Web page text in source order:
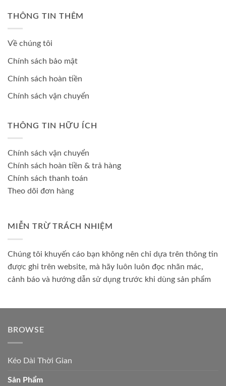
THÔNG TIN THÊM
Về chúng tôi
Chính sách bảo mật
Chính sách hoàn tiền
Chính sách vận chuyển
THÔNG TIN HỮU ÍCH
Chính sách vận chuyển
Chính sách hoàn tiền & trả hàng
Chính sách thanh toán
Theo dõi đơn hàng
MIỄN TRỪ TRÁCH NHIỆM
Chúng tôi khuyến cáo bạn không nên chỉ dựa trên thông tin
được ghi trên website, mà hãy luôn luôn đọc nhãn mác,
cảnh báo và hướng dẫn sử dụng trước khi dùng sản phẩm
BROWSE
Kéo Dài Thời Gian
Sản Phẩm